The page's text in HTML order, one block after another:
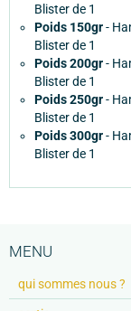
Blister de 1
Poids 150gr-
Blister de 1
Poids 200gr-
Blister de 1
Poids 250gr-
Blister de 1
Poids 300gr-
Blister de 1
MENU
qui sommes nous ?